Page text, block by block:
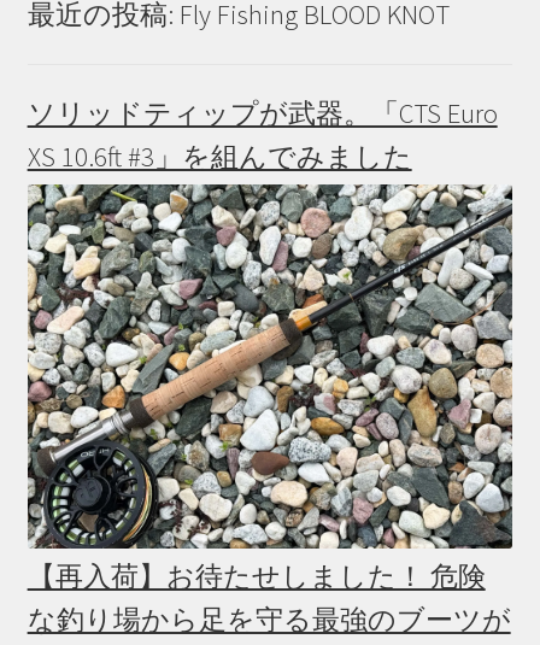
最近の投稿: Fly Fishing BLOOD KNOT
ソリッドティップが武器。「CTS Euro
XS 10.6ft #3」を組んでみました
【再入荷】お待たせしました！ 危険
な釣り場から足を守る最強のブーツが